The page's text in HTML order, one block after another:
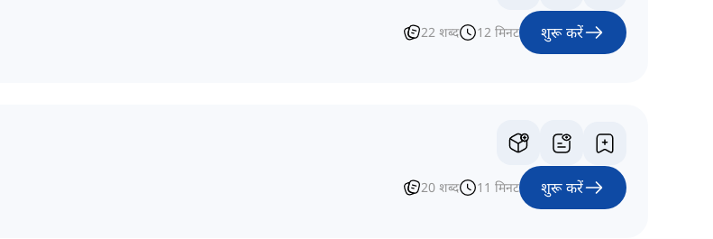
22 शब्द 12 मिनट शुरू करें
20 शब्द 11 मिनट शुरू करें